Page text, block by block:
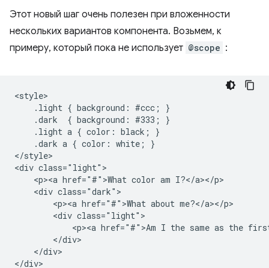
Этот новый шаг очень полезен при вложенности
нескольких вариантов компонента. Возьмем, к
примеру, который пока не использует @scope :
<style>
    .light { background: #ccc; }
    .dark  { background: #333; }
    .light a { color: black; }
    .dark a { color: white; }
</style>
<div class="light">
    <p><a href="#">What color am I?</a></p>
    <div class="dark">
        <p><a href="#">What about me?</a></p>
        <div class="light">
<p><a href="#">Am I the same as the
        </div>
    </div>